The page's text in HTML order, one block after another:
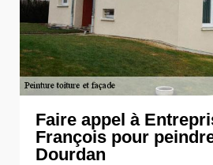
Faire appel à
François pour
Dourdan